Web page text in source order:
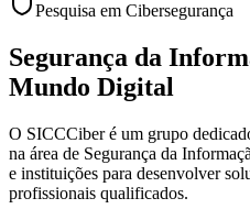
Pesquisa em Cibersegurança
Segurança da
Mundo Digital
O SICCCiber é um grupo
na área de Segurança da
e instituições para desenvolver
profissionais qualificados.